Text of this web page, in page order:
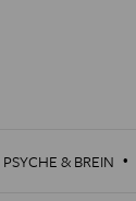
PSYCHE & BREIN ·